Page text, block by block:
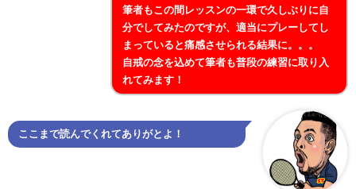
筆者もこの間レッスンの一環で久しぶりに自
分でしてみたのですが、適当にプレーしてし
まっていると痛感させられる結果に。。。
自戒の念を込めて筆者も普段の練習に取り入
れてみます！
ここまで読んでくれてありがとよ！